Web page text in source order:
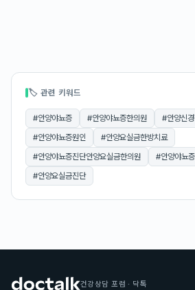
🏷 관련 키워드
#안양야뇨증 #안양야뇨증한의원 #안양신
#안양야뇨증원인 #안양요실금한방치료
#안양야뇨증진단안양요실금한의원 #안양야뇨
#안양요실금진단
건강상담 포럼 · 닥톡